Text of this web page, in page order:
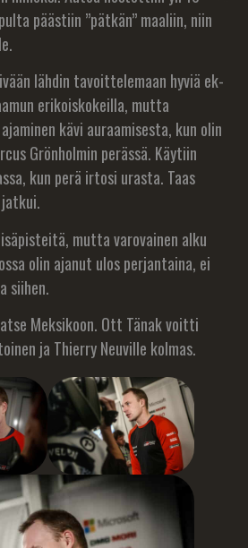
päästiin ”pätkän” maaliin, niin
lähdin tavoittelemaan hyviä ek-
erikoiskokeilla, mutta
kävi auraamisesta, kun olin
Grönholmin perässä. Käytiin
kun perä irtosi urasta. Taas
mutta varovainen alku
olin ajanut ulos perjantaina, ei
siihen.
Meksikoon. Ott Tänak voitti
ja Thierry Neuville kolmas.